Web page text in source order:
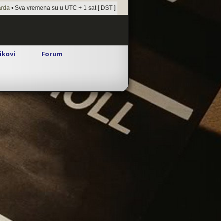
• Sva vremena su u UTC + 1 sat [ DST ]
Forum